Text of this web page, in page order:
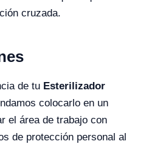
cruzada.
de tu Esterilizador
colocarlo en un
el área de trabajo con
de protección personal al